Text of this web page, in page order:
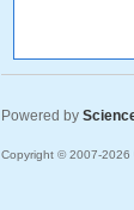
Powered by
Copyright © 2007-2026